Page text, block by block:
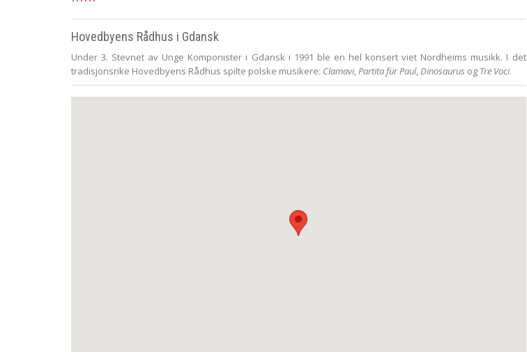
Hovedbyens Rådhus i Gdansk
Under 3. Stevnet av Unge Komponister i Gdansk i 1991 ble en hel konsert viet Nordheims musikk. I det
tradisjonsrike Hovedbyens Rådhus spilte polske musikere: Clamavi,Partita für Paul,Dinosaurus og Tre Voci.